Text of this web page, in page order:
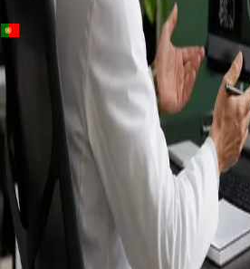
Portugal · Especialistas
Specialist
consultation
Connect with specialists across
nutrition and more.
Book specialist consultation
Cuidados especializados